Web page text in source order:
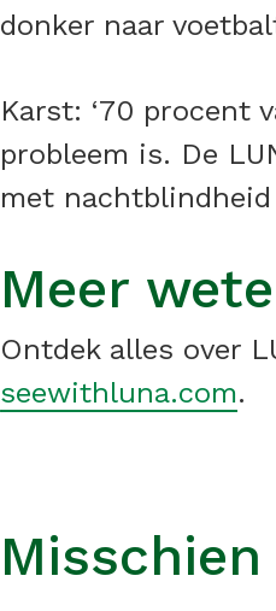
donker naar
Karst: ‘70 procent
probleem is. De
met
Meer
Ontdek alles over
seewithluna.com.